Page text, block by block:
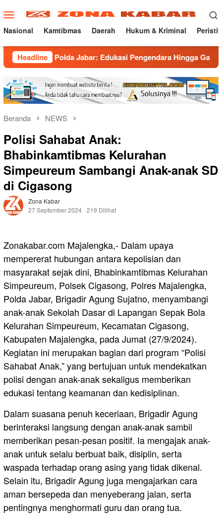
ke
konten
Menu
Mobile
Nasional Kamtibmas Daerah Hukum & Kriminal
Headline
Polda Jabar: Edukasi Pengendara Hingga Ganti Knalpot
Beranda NEWS
Polisi Sahabat Anak:
Bhabinkamtibmas Kelurahan
Simpeureum Sambangi Anak-anak SD
di Cigasong
Zona Kabar
27 September 2024 219 Dilihat
Zonakabar.com Majalengka,- Dalam upaya
mempererat hubungan antara kepolisian dan
masyarakat sejak dini, Bhabinkamtibmas Kelurahan
Simpeureum, Polsek Cigasong, Polres Majalengka,
Polda Jabar, Brigadir Agung Sujatno, menyambangi
anak-anak Sekolah Dasar di Lapangan Sepak Bola
Kelurahan Simpeureum, Kecamatan Cigasong,
Kabupaten Majalengka, pada Jumat (27/9/2024).
Kegiatan ini merupakan bagian dari program “Polisi
Sahabat Anak,” yang bertujuan untuk mendekatkan
polisi dengan anak-anak sekaligus memberikan
edukasi tentang keamanan dan kedisiplinan.
Dalam suasana penuh keceriaan, Brigadir Agung
berinteraksi langsung dengan anak-anak sambil
memberikan pesan-pesan positif. Ia mengajak anak-
anak untuk selalu berbuat baik, disiplin, serta
waspada terhadap orang asing yang tidak dikenal.
Selain itu, Brigadir Agung juga mengajarkan cara
aman bersepeda dan menyeberang jalan, serta
pentingnya menghormati guru dan orang tua.